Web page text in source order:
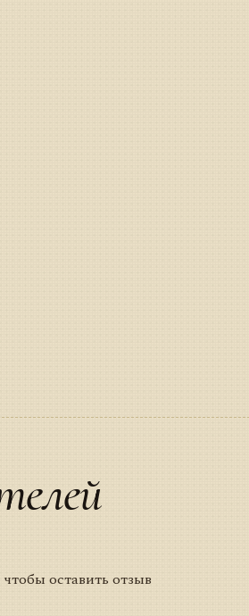
чтобы оставить отзыв